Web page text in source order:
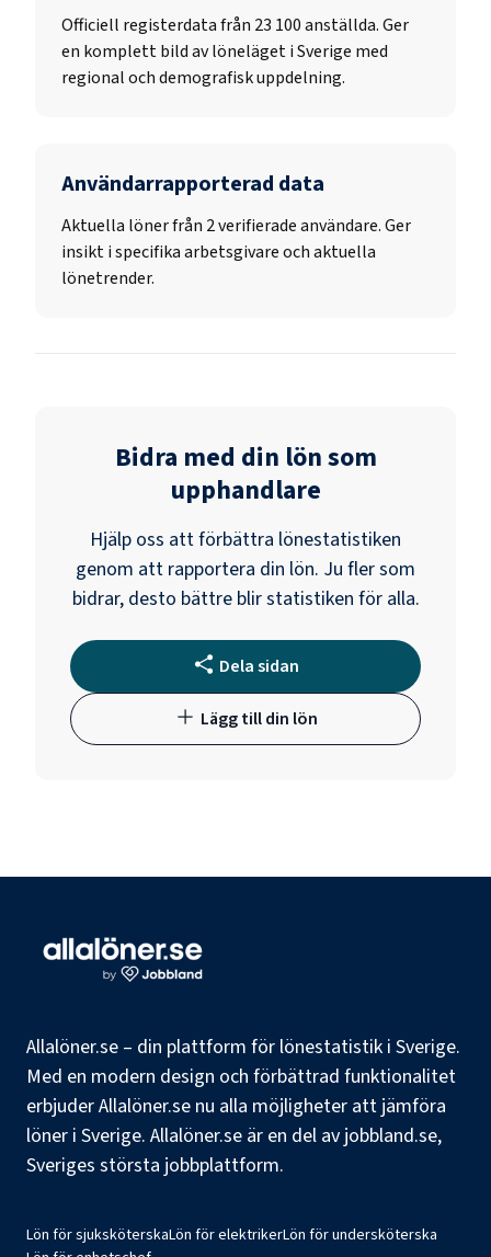
Officiell registerdata från 23 100anställda. Ger
en komplett bild av löneläget i Sverige med
regional och demografisk uppdelning.
Användarrapporterad data
Aktuella löner från 2 verifierade användare. Ger
insikt i specifika arbetsgivare och aktuella
lönetrender.
Bidra med din lön som
upphandlare
Hjälp oss att förbättra lönestatistiken
genom att rapportera din lön. Ju fler som
bidrar, desto bättre blir statistiken för alla.
Dela sidan
Lägg till din lön
Allalöner.se – din plattform för lönestatistik i Sverige.
Med en modern design och förbättrad funktionalitet
erbjuder Allalöner.se nu alla möjligheter att jämföra
löner i Sverige. Allalöner.se är en del av jobbland.se,
Sveriges största jobbplattform.
Lön för sjuksköterskaLön för elektrikerLön för undersköterska